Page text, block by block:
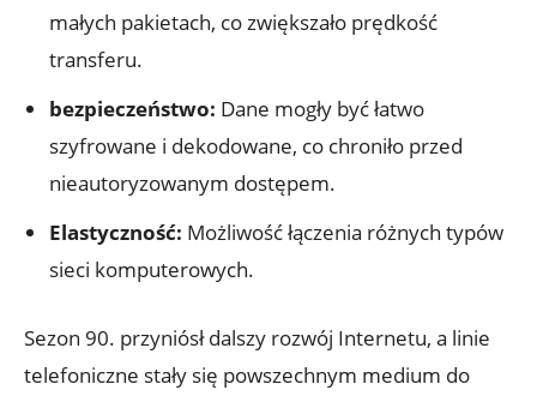
małych pakietach, co zwiększało prędkość
transferu.
bezpieczeństwo: Dane mogły być łatwo
szyfrowane i dekodowane, co chroniło przed
nieautoryzowanym dostępem.
Elastyczność: Możliwość łączenia różnych typów
sieci komputerowych.
Sezon 90. przyniósł dalszy rozwój Internetu, a linie
telefoniczne stały się powszechnym medium do